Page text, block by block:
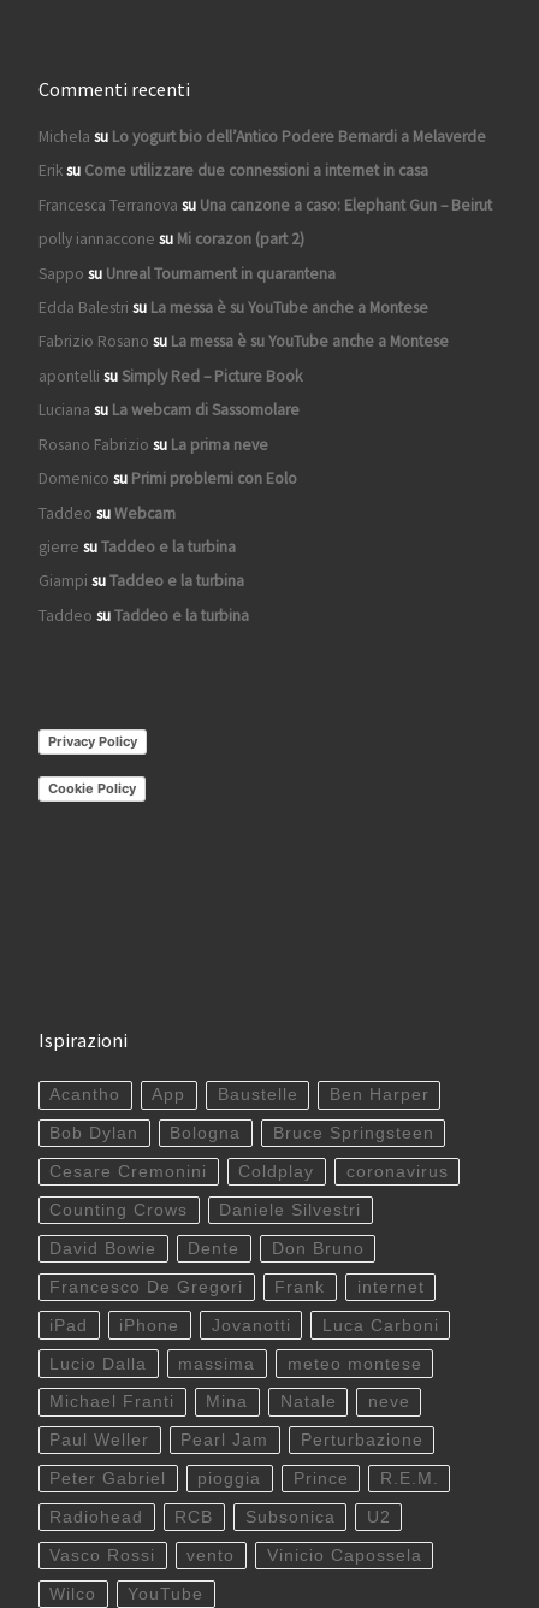
Commenti recenti
Michela su Lo yogurt bio dell’Antico Podere Bernardi a Melaverde
Eriksu Come utilizzare due connessioni a internet in casa
Francesca Terranova su Una canzone a caso: Elephant Gun – Beirut
polly iannaccone su Mi corazon (part 2)
Sappo su Unreal Tournament in quarantena
Edda Balestri su La messa è su YouTube anche a Montese
Fabrizio Rosano su La messa è su YouTube anche a Montese
apontelli suSimply Red – Picture Book
Luciana su La webcam di Sassomolare
Rosano Fabrizio su La prima neve
Domenico su Primi problemi con Eolo
Taddeo suWebcam
gierre suTaddeo e la turbina
Giampi suTaddeo e la turbina
Taddeo suTaddeo e la turbina
Privacy Policy
Cookie Policy
Ispirazioni
Acantho App Baustelle Ben Harper
Bob Dylan Bologna Bruce Springsteen
Cesare Cremonini Coldplay coronavirus
Counting Crows Daniele Silvestri
David Bowie Dente Don Bruno
Francesco De Gregori Frank internet
iPad iPhone Jovanotti Luca Carboni
Lucio Dalla massima meteo montese
Michael Franti Mina Natale neve
Paul Weller Pearl Jam Perturbazione
Peter Gabriel pioggia Prince R.E.M.
Radiohead RCB Subsonica U2
Vasco Rossi vento Vinicio Capossela
Wilco YouTube